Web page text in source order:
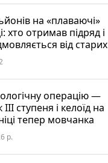
на «плаваючі»
хто отримав підряд і
від старих
операцію —
ступеня і келоїд на
тепер мовчанка
р.